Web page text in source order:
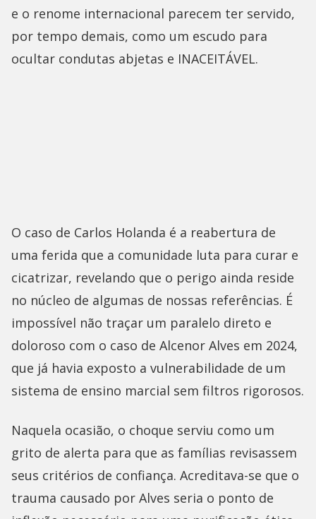
e o renome internacional parecem ter servido,
por tempo demais, como um escudo para
ocultar condutas abjetas e INACEITÁVEL.
O caso de Carlos Holanda é a reabertura de
uma ferida que a comunidade luta para curar e
cicatrizar, revelando que o perigo ainda reside
no núcleo de algumas de nossas referências. É
impossível não traçar um paralelo direto e
doloroso com o caso de Alcenor Alves em 2024,
que já havia exposto a vulnerabilidade de um
sistema de ensino marcial sem filtros rigorosos.
Naquela ocasião, o choque serviu como um
grito de alerta para que as famílias revisassem
seus critérios de confiança. Acreditava-se que o
trauma causado por Alves seria o ponto de